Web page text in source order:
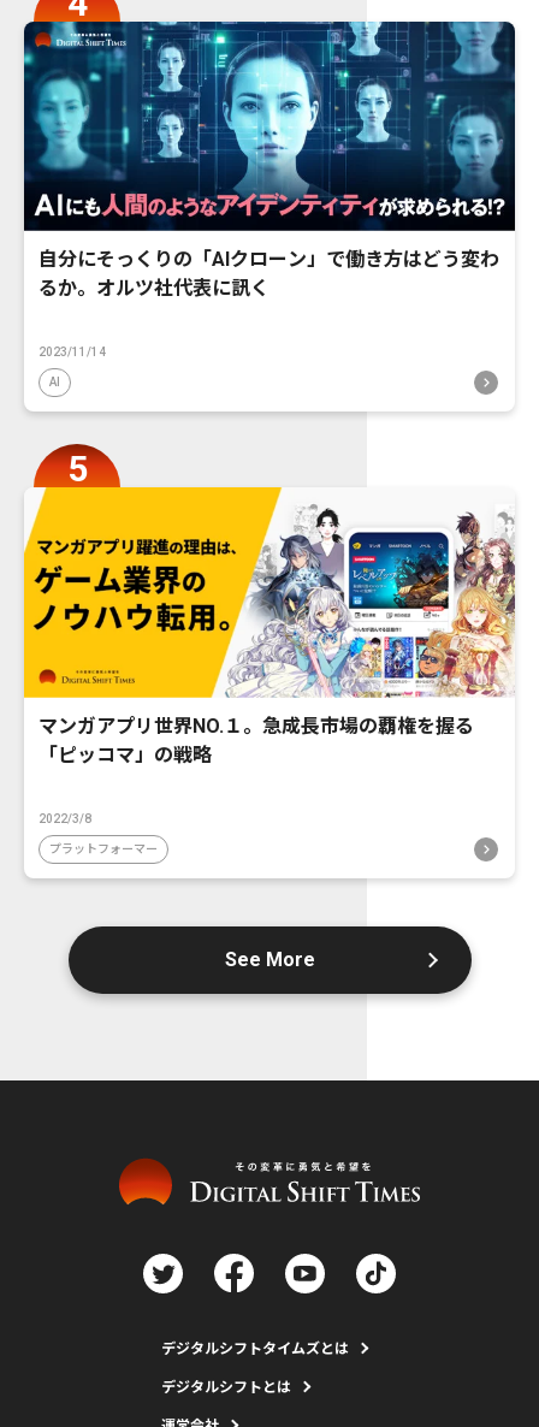
自分にそっくりの「AIクローン」で働き方はどう変わ
るか。オルツ社代表に訊く
2023/11/14
AI
マンガアプリ世界NO.１。急成長市場の覇権を握る
「ピッコマ」の戦略
2022/3/8
プラットフォーマー
See More
デジタルシフトタイムズとは
デジタルシフトとは